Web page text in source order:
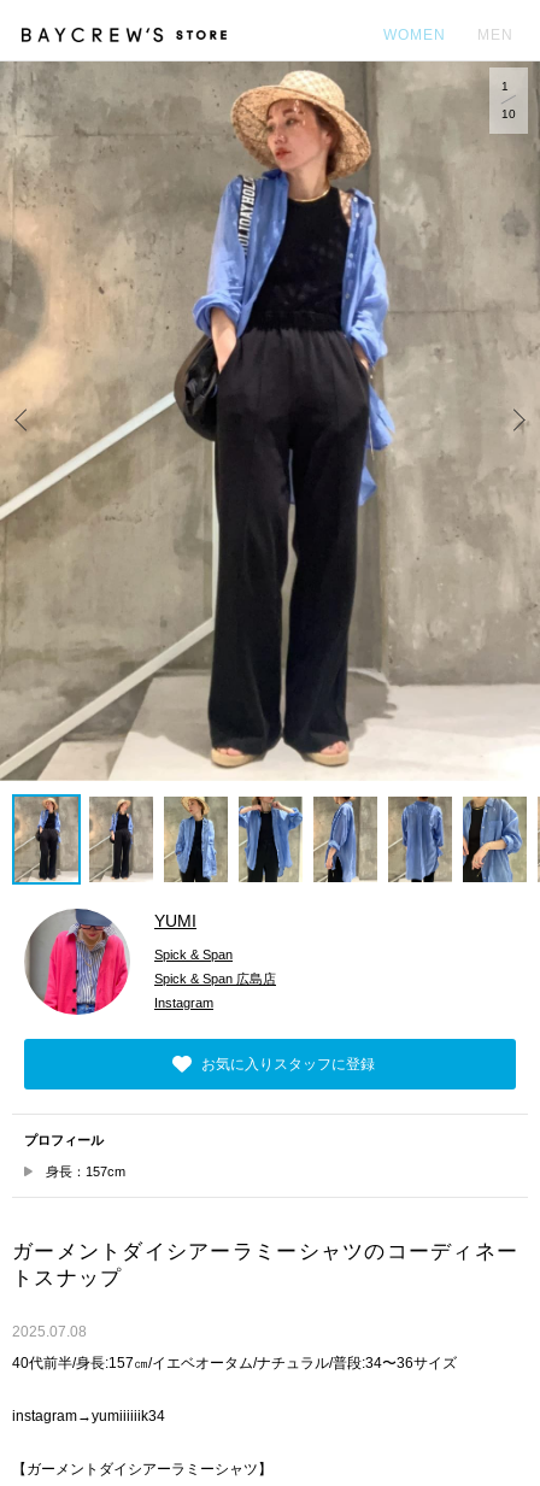
WOMEN MEN
Prev
1
10
YUMI
Spick & Span
Spick & Span 広島店
Instagram
お気に入りスタッフに登録
プロフィール
身長：157cm
ガーメントダイシアーラミーシャツのコーディネー
トスナップ
2025.07.08
40代前半/身長:157㎝/イエベオータム/ナチュラル/普段:34〜36サイズ
instagram→yumiiiiiik34
【ガーメントダイシアーラミーシャツ】